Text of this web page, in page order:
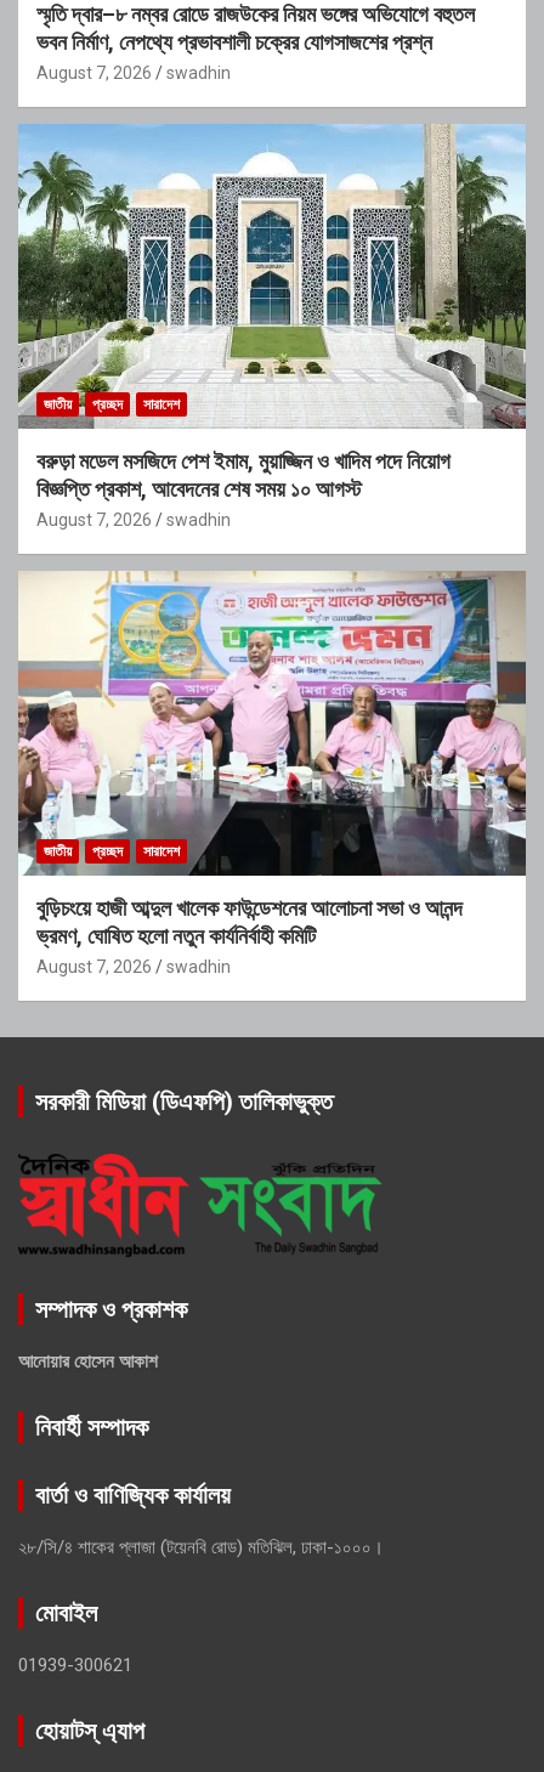
স্মৃতি দ্বার–৮ নম্বর রোডে রাজউকের নিয়ম ভঙ্গের অভিযোগে বহুতল
ভবন নির্মাণ, নেপথ্যে প্রভাবশালী চক্রের যোগসাজশের প্রশ্ন
August 7, 2026 swadhin
জাতীয় প্রচ্ছদ সারাদেশ
বরুড়া মডেল মসজিদে পেশ ইমাম, মুয়াজ্জিন ও খাদিম পদে নিয়োগ
বিজ্ঞপ্তি প্রকাশ, আবেদনের শেষ সময় ১০ আগস্ট
August 7, 2026 swadhin
জাতীয় প্রচ্ছদ সারাদেশ
বুড়িচংয়ে হাজী আব্দুল খালেক ফাউন্ডেশনের আলোচনা সভা ও আনন্দ
ভ্রমণ, ঘোষিত হলো নতুন কার্যনির্বাহী কমিটি
August 7, 2026 swadhin
সরকারী মিডিয়া (ডিএফপি) তালিকাভুক্ত
সম্পাদক ও প্রকাশক
আনোয়ার হোসেন আকাশ
নিবার্হী সম্পাদক
বার্তা ও বাণিজ্যিক কার্যালয়
২৮/সি/৪ শাকের প্লাজা (টয়েনবি রোড) মতিঝিল, ঢাকা-১০০০।
মোবাইল
01939-300621
হোয়াটস্ এ্যাপ